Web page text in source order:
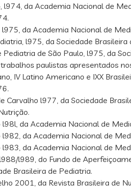
l974, da Academia Nacional de
da Academia Nacional de
l975, da Sociedade Brasileira
de São Paulo, l975, da
paulistas apresentados
IV Latino Americano e IXX
Carvalho l977, da Sociedade
da Academia Nacional de
da Academia Nacional de
da Academia Nacional de
l989, do Fundo de
Brasileira de Pediatria.
2001, da Revista Brasileira de